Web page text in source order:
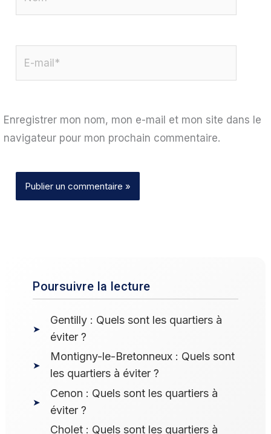
Enregistrer mon nom, mon e-mail et mon site dans le
navigateur pour mon prochain commentaire.
Poursuivre la lecture
Gentilly : Quels sont les quartiers à
éviter ?
Montigny-le-Bretonneux : Quels sont
les quartiers à éviter ?
Cenon : Quels sont les quartiers à
éviter ?
Cholet : Quels sont les quartiers à